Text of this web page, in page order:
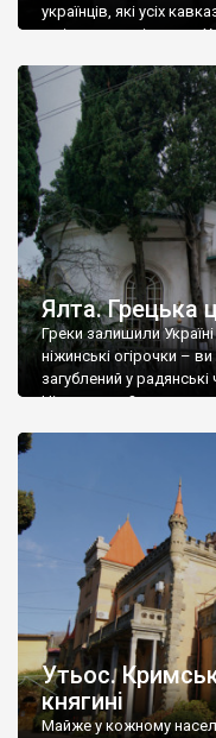
українців, які усіх
є відданими вірянами
Ялта. Грецька
Греки залишили
ніжинські огірочки –
загублений у
Ніжин греки?
Утьос.
княгині
Майже у кожному